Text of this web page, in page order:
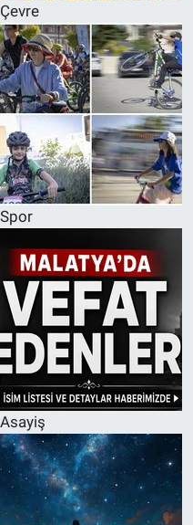
Çevre
Spor
Asayiş